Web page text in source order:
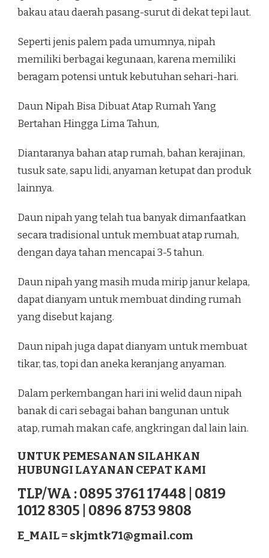
bakau atau daerah pasang-surut di dekat tepi laut.
Seperti jenis palem pada umumnya, nipah
memiliki berbagai kegunaan, karena memiliki
beragam potensi untuk kebutuhan sehari-hari.
Daun Nipah Bisa Dibuat Atap Rumah Yang
Bertahan Hingga Lima Tahun,
Diantaranya bahan atap rumah, bahan kerajinan,
tusuk sate, sapu lidi, anyaman ketupat dan produk
lainnya.
Daun nipah yang telah tua banyak dimanfaatkan
secara tradisional untuk membuat atap rumah,
dengan daya tahan mencapai 3-5 tahun.
Daun nipah yang masih muda mirip janur kelapa,
dapat dianyam untuk membuat dinding rumah
yang disebut kajang.
Daun nipah juga dapat dianyam untuk membuat
tikar, tas, topi dan aneka keranjang anyaman.
Dalam perkembangan hari ini welid daun nipah
banak di cari sebagai bahan bangunan untuk
atap, rumah makan cafe, angkringan dal lain lain.
UNTUK PEMESANAN SILAHKAN
HUBUNGI LAYANAN CEPAT KAMI
TLP/WA : 0895 3761 17448 | 0819
1012 8305 | 0896 8753 9808
E_MAIL = skjmtk71@gmail.com